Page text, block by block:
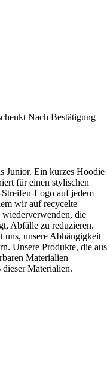
Nach Bestätigung
Junior. Ein kurzes Hoodie
für einen stylischen
Logo auf jedem
wir auf recycelte
die
Abfälle zu reduzieren.
uns, unsere Abhängigkeit
Unsere Produkte, die aus
Materialien
dieser Materialien.